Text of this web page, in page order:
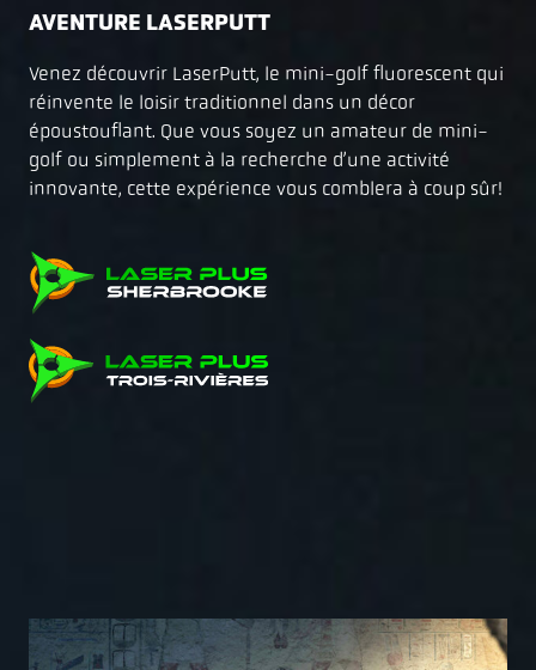
AVENTURE LASERPUTT
Venez découvrir LaserPutt, le mini-golf fluorescent qui
réinvente le loisir traditionnel dans un décor
époustouflant. Que vous soyez un amateur de mini-
golf ou simplement à la recherche d’une activité
innovante, cette expérience vous comblera à coup sûr!